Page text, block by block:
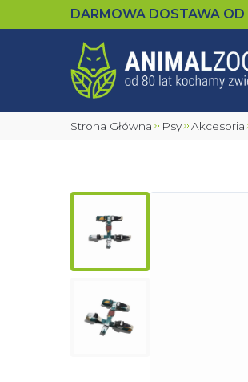
DARMOWA DOSTAWA OD
Strona Główna Psy Akcesoria